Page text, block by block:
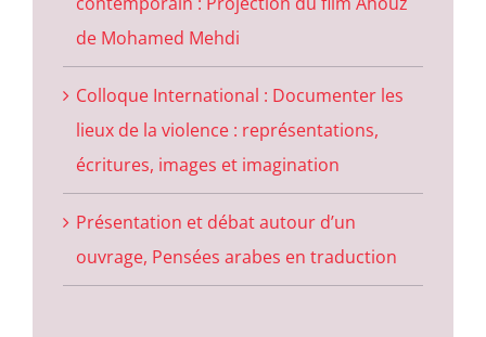
de Mohamed Mehdi
Colloque International : Documenter les
lieux de la violence : représentations,
écritures, images et imagination
Présentation et débat autour d’un
ouvrage, Pensées arabes en traduction